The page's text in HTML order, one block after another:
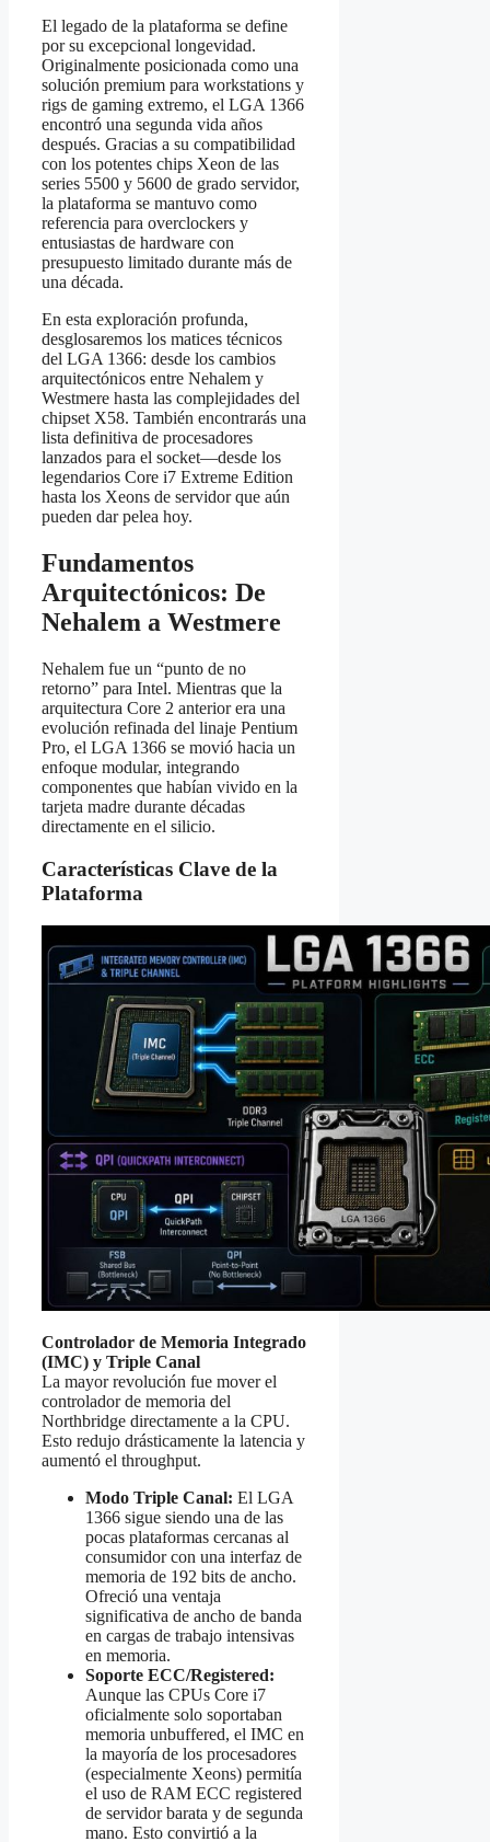
El legado de la plataforma se define
por su excepcional longevidad.
Originalmente posicionada como una
solución premium para workstations y
rigs de gaming extremo, el LGA 1366
encontró una segunda vida años
después. Gracias a su compatibilidad
con los potentes chips Xeon de las
series 5500 y 5600 de grado servidor,
la plataforma se mantuvo como
referencia para overclockers y
entusiastas de hardware con
presupuesto limitado durante más de
una década.
En esta exploración profunda,
desglosaremos los matices técnicos
del LGA 1366: desde los cambios
arquitectónicos entre Nehalem y
Westmere hasta las complejidades del
chipset X58. También encontrarás una
lista definitiva de procesadores
lanzados para el socket—desde los
legendarios Core i7 Extreme Edition
hasta los Xeons de servidor que aún
pueden dar pelea hoy.
Fundamentos
Arquitectónicos: De
Nehalem a Westmere
Nehalem fue un “punto de no
retorno” para Intel. Mientras que la
arquitectura Core 2 anterior era una
evolución refinada del linaje Pentium
Pro, el LGA 1366 se movió hacia un
enfoque modular, integrando
componentes que habían vivido en la
tarjeta madre durante décadas
directamente en el silicio.
Características Clave de la
Plataforma
Controlador de Memoria Integrado
(IMC) y Triple Canal
La mayor revolución fue mover el
controlador de memoria del
Northbridge directamente a la CPU.
Esto redujo drásticamente la latencia y
aumentó el throughput.
Modo Triple Canal: El LGA
1366 sigue siendo una de las
pocas plataformas cercanas al
consumidor con una interfaz de
memoria de 192 bits de ancho.
Ofreció una ventaja
significativa de ancho de banda
en cargas de trabajo intensivas
en memoria.
Soporte ECC/Registered:
Aunque las CPUs Core i7
oficialmente solo soportaban
memoria unbuffered, el IMC en
la mayoría de los procesadores
(especialmente Xeons) permitía
el uso de RAM ECC registered
de servidor barata y de segunda
mano. Esto convirtió a la